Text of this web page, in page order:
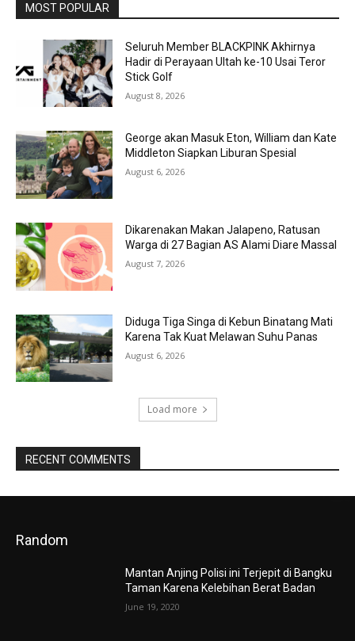
MOST POPULAR
Seluruh Member BLACKPINK Akhirnya
Hadir di Perayaan Ultah ke-10 Usai Teror
Stick Golf
August 8, 2026
George akan Masuk Eton, William dan Kate
Middleton Siapkan Liburan Spesial
August 6, 2026
Dikarenakan Makan Jalapeno, Ratusan
Warga di 27 Bagian AS Alami Diare Massal
August 7, 2026
Diduga Tiga Singa di Kebun Binatang Mati
Karena Tak Kuat Melawan Suhu Panas
August 6, 2026
Load more
RECENT COMMENTS
Random
Mantan Anjing Polisi ini Terjepit di Bangku
Taman Karena Kelebihan Berat Badan
June 19, 2020